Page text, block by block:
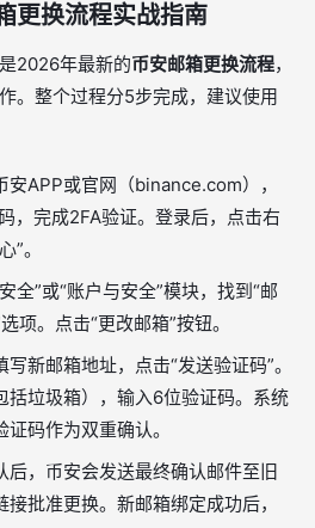
更换流程实战指南
2026年最新的币安邮箱更换流程，
。整个过程分5步完成，建议使用
安APP或官网（binance.com），
，完成2FA验证。登录后，点击右
”。
全”或“账户与安全”模块，找到“邮
项。点击“更改邮箱”按钮。
写新邮箱地址，点击“发送验证码”。
括垃圾箱），输入6位验证码。系统
码作为双重确认。
后，币安会发送最终确认邮件至旧
批准更换。新邮箱绑定成功后，